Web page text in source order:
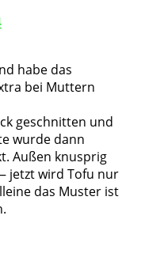
habe das
bei Muttern
geschnitten und
wurde dann
Außen knusprig
jetzt wird Tofu nur
das Muster ist